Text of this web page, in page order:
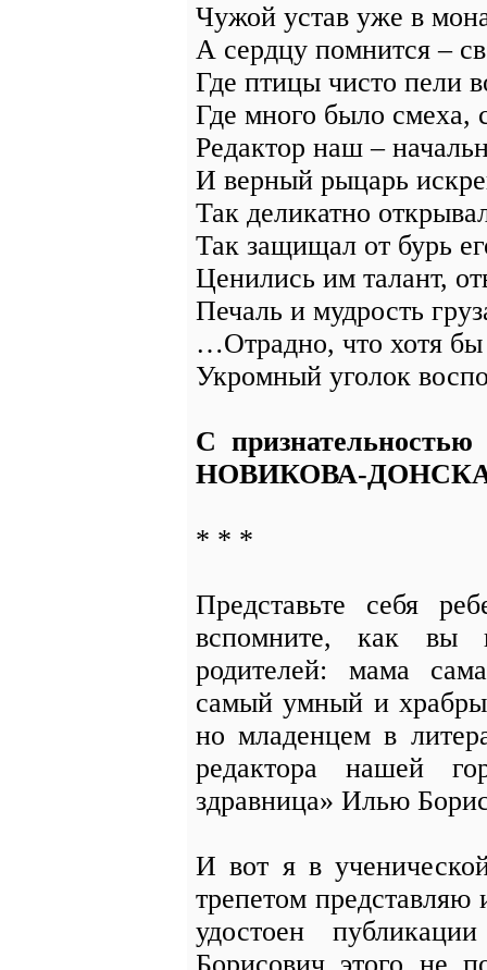
Чужой устав уже в
А сердцу помнится –
Где птицы чисто пели
Где много было смеха,
Редактор наш –
И верный рыцарь
Так деликатно
Так защищал от бурь
Ценились им талант,
Печаль и мудрость
…Отрадно, что хотя бы
Укромный уголок
С
НОВИКОВА-
* * *
Представьте себя
вспомните, как вы
родителей: мама
самый умный и
но младенцем в
редактора нашей
здравница» Илью
И вот я в
трепетом
удостоен